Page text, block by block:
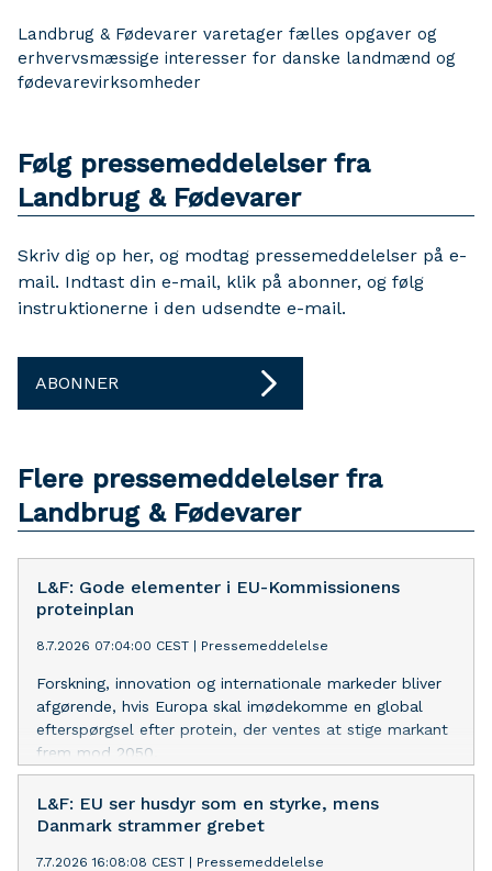
Landbrug & Fødevarer varetager fælles opgaver og
erhvervsmæssige interesser for danske landmænd og
fødevarevirksomheder
Følg pressemeddelelser fra
Landbrug & Fødevarer
Skriv dig op her, og modtag pressemeddelelser på e-
mail. Indtast din e-mail, klik på abonner, og følg
instruktionerne i den udsendte e-mail.
ABONNER
Flere pressemeddelelser fra
Landbrug & Fødevarer
L&F: Gode elementer i EU-Kommissionens
proteinplan
8.7.2026 07:04:00 CEST Pressemeddelelse
Forskning, innovation og internationale markeder bliver
afgørende, hvis Europa skal imødekomme en global
efterspørgsel efter protein, der ventes at stige markant
frem mod 2050.
L&F: EU ser husdyr som en styrke, mens
Danmark strammer grebet
7.7.2026 16:08:08 CEST Pressemeddelelse